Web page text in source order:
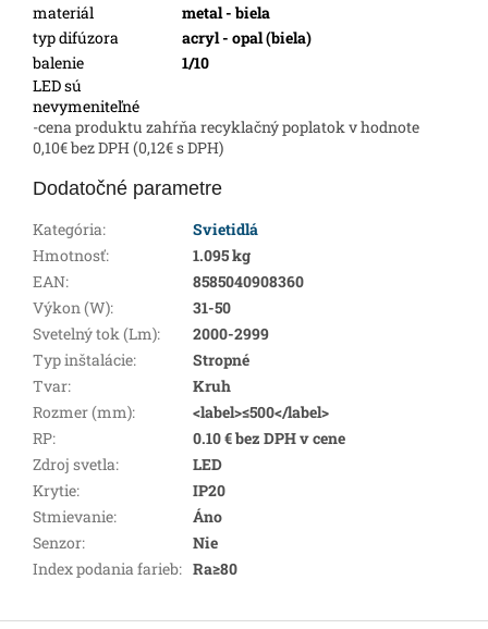
materiál
metal - biela
typ difúzora
acryl - opal (biela)
balenie
1/10
LED sú
nevymeniteľné
-cena produktu zahŕňa recyklačný poplatok v hodnote
0,10€ bez DPH (0,12€ s DPH)
Dodatočné parametre
Kategória:
Svietidlá
Hmotnosť:
1.095 kg
EAN:
8585040908360
Výkon (W):
31-50
Svetelný tok (Lm):
2000-2999
Typ inštalácie:
Stropné
Tvar:
Kruh
Rozmer (mm):
<label>≤500</label>
RP:
0.10 € bez DPH v cene
Zdroj svetla:
LED
Krytie:
IP20
Stmievanie:
Áno
Senzor:
Nie
Index podania farieb: Ra≥80